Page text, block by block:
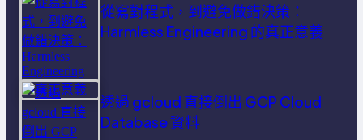
從寫對程式，到避免做錯決策：
Harmless Engineering 的真正意義
透過 gcloud 直接倒出 GCP Cloud
Database 資料